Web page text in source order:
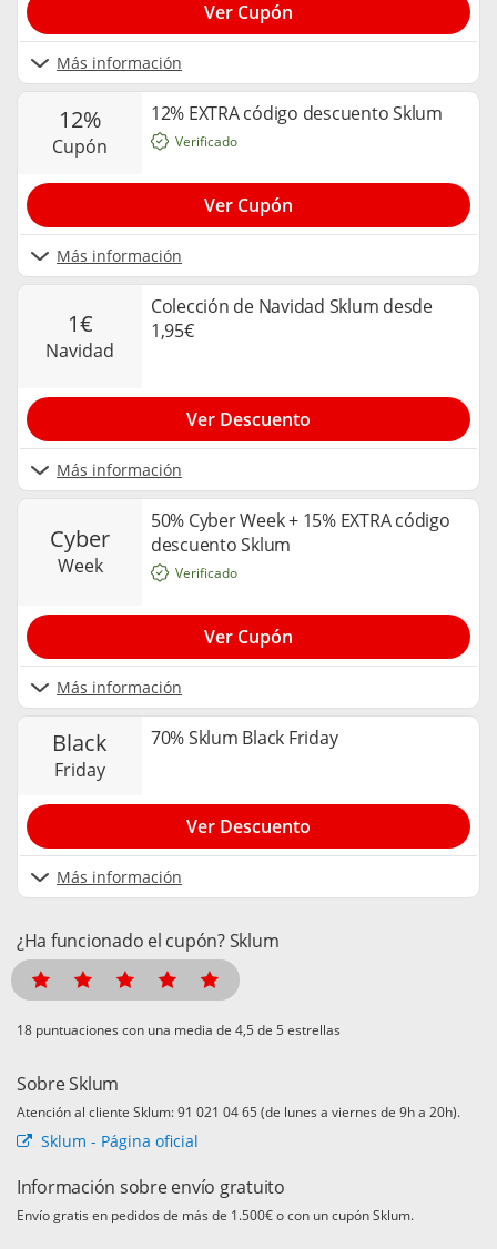
Más información
Ver Cupón
12%
cupón
12% EXTRA código descuento Sklum
Más información
Verificado
Ver Cupón
1€
navidad
Colección de Navidad Sklum desde
1,95€
Más información
Ver Descuento
cyber
week
50% Cyber Week + 15% EXTRA código
descuento Sklum
Más información
Verificado
Ver Cupón
black
friday
70% Sklum Black Friday
Más información
Ver Descuento
¿Ha funcionado el cupón? Sklum
puntuaciones con una media de de 5 estrellas
Sobre Sklum
Atención al cliente Sklum: 91 021 04 65 (de lunes a viernes de 9h a 20h).
Sklum - Página oficial
Información sobre envío gratuito
Envío gratis en pedidos de más de 1.500€ o con un cupón Sklum.